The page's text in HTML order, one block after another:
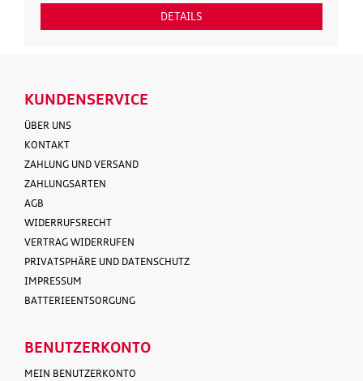
KUNDENSERVICE
ÜBER UNS
KONTAKT
ZAHLUNG UND VERSAND
ZAHLUNGSARTEN
AGB
WIDERRUFSRECHT
VERTRAG WIDERRUFEN
PRIVATSPHÄRE UND DATENSCHUTZ
IMPRESSUM
BATTERIEENTSORGUNG
BENUTZERKONTO
MEIN BENUTZERKONTO